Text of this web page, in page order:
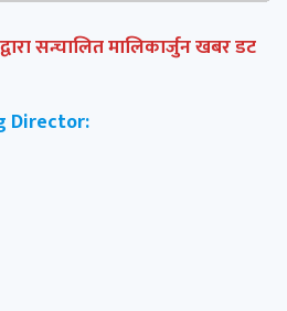
सन्चालित मालिकार्जुन खबर डट
Director: